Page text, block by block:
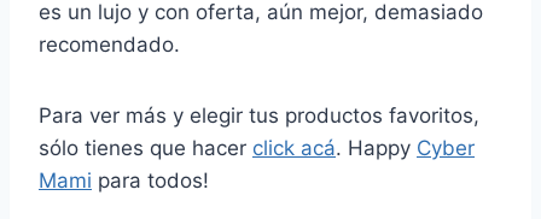
es un lujo y con oferta, aún mejor, demasiado
recomendado.
Para ver más y elegir tus productos favoritos,
sólo tienes que hacer click acá. Happy Cyber
Mami para todos!